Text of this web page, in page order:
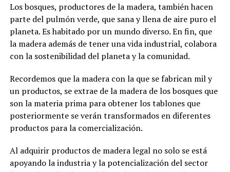
Los bosques, productores de la madera, también hacen
parte del pulmón verde, que sana y llena de aire puro el
planeta. Es habitado por un mundo diverso. En fin, que
la madera además de tener una vida industrial, colabora
con la sostenibilidad del planeta y la comunidad.
Recordemos que la madera con la que se fabrican mil y
un productos, se extrae de la madera de los bosques que
son la materia prima para obtener los tablones que
posteriormente se verán transformados en diferentes
productos para la comercialización.
Al adquirir productos de madera legal no solo se está
apoyando la industria y la potencialización del sector